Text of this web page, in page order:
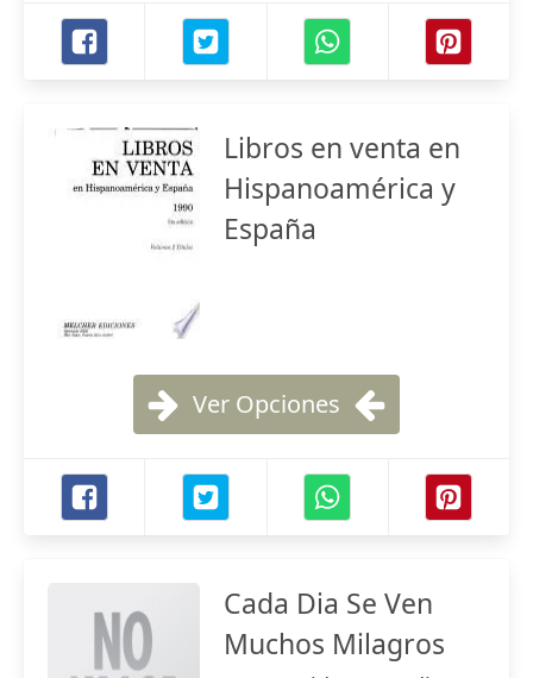
Libros en venta en
Hispanoamérica y
España
Ver Opciones
Cada Dia Se Ven
Muchos Milagros